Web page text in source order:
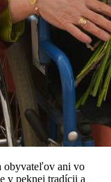
obyvateľov ani vo
v peknej tradícii a